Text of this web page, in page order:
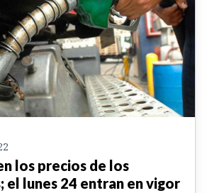
los precios de los
el lunes 24 entran en vigor